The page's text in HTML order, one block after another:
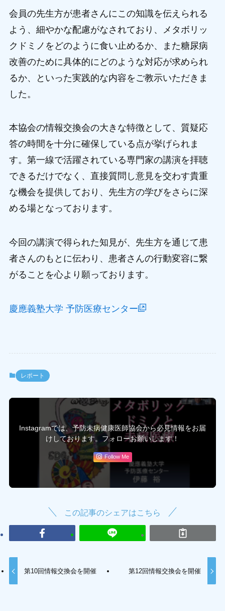
会員の先生方が患者さんにこの知識を伝えられる
よう、細やかな配慮がなされており、メタボリッ
クドミノをどのように食い止めるか、また糖尿病
改善のために具体的にどのような対応が求められ
るか、といった実践的な内容をご教示いただきま
した。
本協会の情報交換会の大きな特徴として、質疑応
答の時間を十分に確保している点が挙げられま
す。第一線で活躍されている専門家の講演を拝聴
できるだけでなく、直接質問し意見を交わす貴重
な機会を提供しており、先生方の学びをさらに深
める場となっております。
今回の講演で得られた知見が、先生方を通じて患
者さんのもとに伝わり、患者さんの行動変容に繋
がることを心より願っております。
慶應義塾大学 予防医療センター
レポート
Instagramでは、予防未病健康医師協会から必見情報をお届
けしております。フォローお願いします！
Follow Me
この記事のシェアはこちら
第10回情報交換会を開催 第12回情報交換会を開催